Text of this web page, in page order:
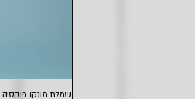
שמלת מונקו פוקסיה